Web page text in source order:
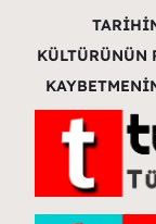
KÜLTÜRÜNÜN